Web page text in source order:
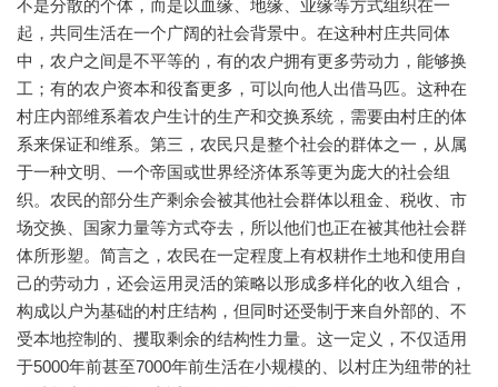
不是分散的个体，而是以血缘、地缘、业缘等方式组织在一
起，共同生活在一个广阔的社会背景中。在这种村庄共同体
中，农户之间是不平等的，有的农户拥有更多劳动力，能够换
工；有的农户资本和役畜更多，可以向他人出借马匹。这种在
村庄内部维系着农户生计的生产和交换系统，需要由村庄的体
系来保证和维系。第三，农民只是整个社会的群体之一，从属
于一种文明、一个帝国或世界经济体系等更为庞大的社会组
织。农民的部分生产剩余会被其他社会群体以租金、税收、市
场交换、国家力量等方式夺去，所以他们也正在被其他社会群
体所形塑。简言之，农民在一定程度上有权耕作土地和使用自
己的劳动力，还会运用灵活的策略以形成多样化的收入组合，
构成以户为基础的村庄结构，但同时还受制于来自外部的、不
受本地控制的、攫取剩余的结构性力量。这一定义，不仅适用
于5000年前甚至7000年前生活在小规模的、以村庄为纽带的社